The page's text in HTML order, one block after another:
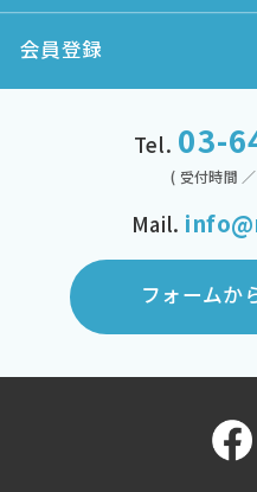
会員登録
Tel. 03-
( 受付時間
Mail.
フォームか